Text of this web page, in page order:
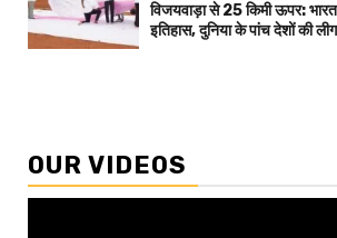
विजयवाड़ा से 25 किमी ऊपर:
इतिहास, दुनिया के पांच देशों की
OUR VIDEOS